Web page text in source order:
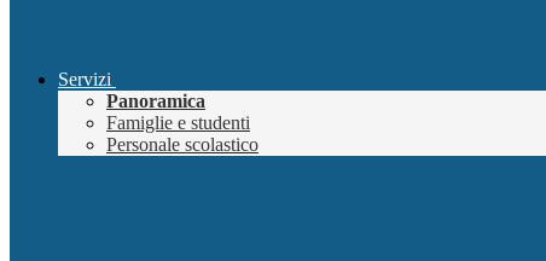
Servizi
Panoramica
Famiglie e studenti
Personale scolastico